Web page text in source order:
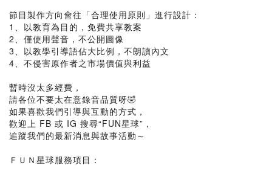
節目製作方向會往「合理使用原則」進行設計：
1、以教育為目的，免費共享教案
2、僅使用聲音，不公開圖像
3、以教學引導語佔大比例，不朗讀內文
4、不侵害原作者之市場價值與利益
暫時沒太多經費，
請各位不要太在意錄音品質呀🤣
如果喜歡我們引導與互動的方式，
歡迎上 FB 或 IG 搜尋“FUN星球”，
追蹤我們的最新消息與故事活動～
ＦＵＮ星球服務項目：